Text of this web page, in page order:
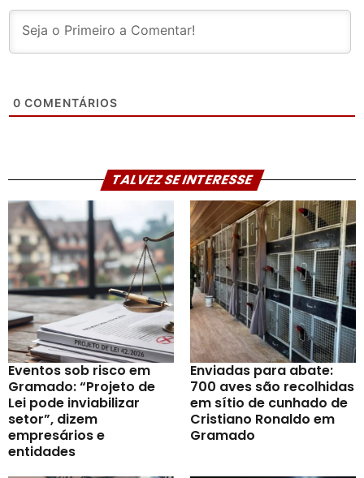
0 COMENTÁRIOS
TALVEZ SE INTERESSE
Eventos sob risco em
Gramado: “Projeto de
Lei pode inviabilizar
setor”, dizem
empresários e
entidades
Enviadas para abate:
700 aves são recolhidas
em sítio de cunhado de
Cristiano Ronaldo em
Gramado